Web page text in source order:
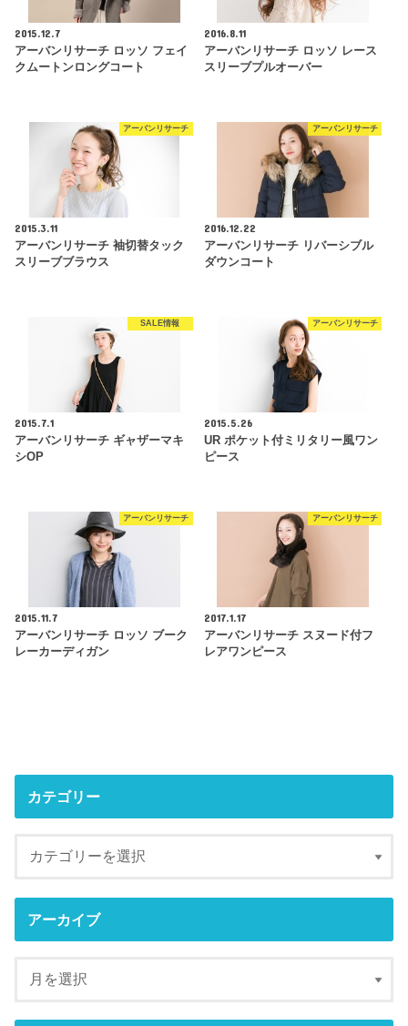
2015.12.7
アーバンリサーチ ロッソ フェイ
クムートンロングコート
2016.8.11
アーバンリサーチ ロッソ レース
スリーブプルオーバー
アーバンリサーチ
2015.3.11
アーバンリサーチ 袖切替タック
スリーブブラウス
アーバンリサーチ
2016.12.22
アーバンリサーチ リバーシブル
ダウンコート
SALE情報
2015.7.1
アーバンリサーチ ギャザーマキ
シOP
アーバンリサーチ
2015.5.26
UR ポケット付ミリタリー風ワン
ピース
アーバンリサーチ
2015.11.7
アーバンリサーチ ロッソ ブーク
レーカーディガン
アーバンリサーチ
2017.1.17
アーバンリサーチ スヌード付フ
レアワンピース
カテゴリー
アーカイブ